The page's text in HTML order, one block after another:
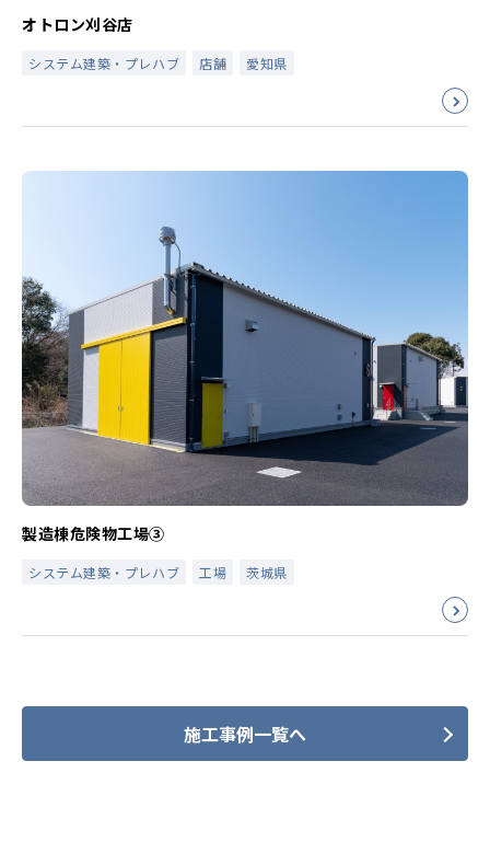
オトロン刈谷店
システム建築・プレハブ 店舗 愛知県
製造棟危険物工場③
システム建築・プレハブ 工場 茨城県
施工事例一覧へ